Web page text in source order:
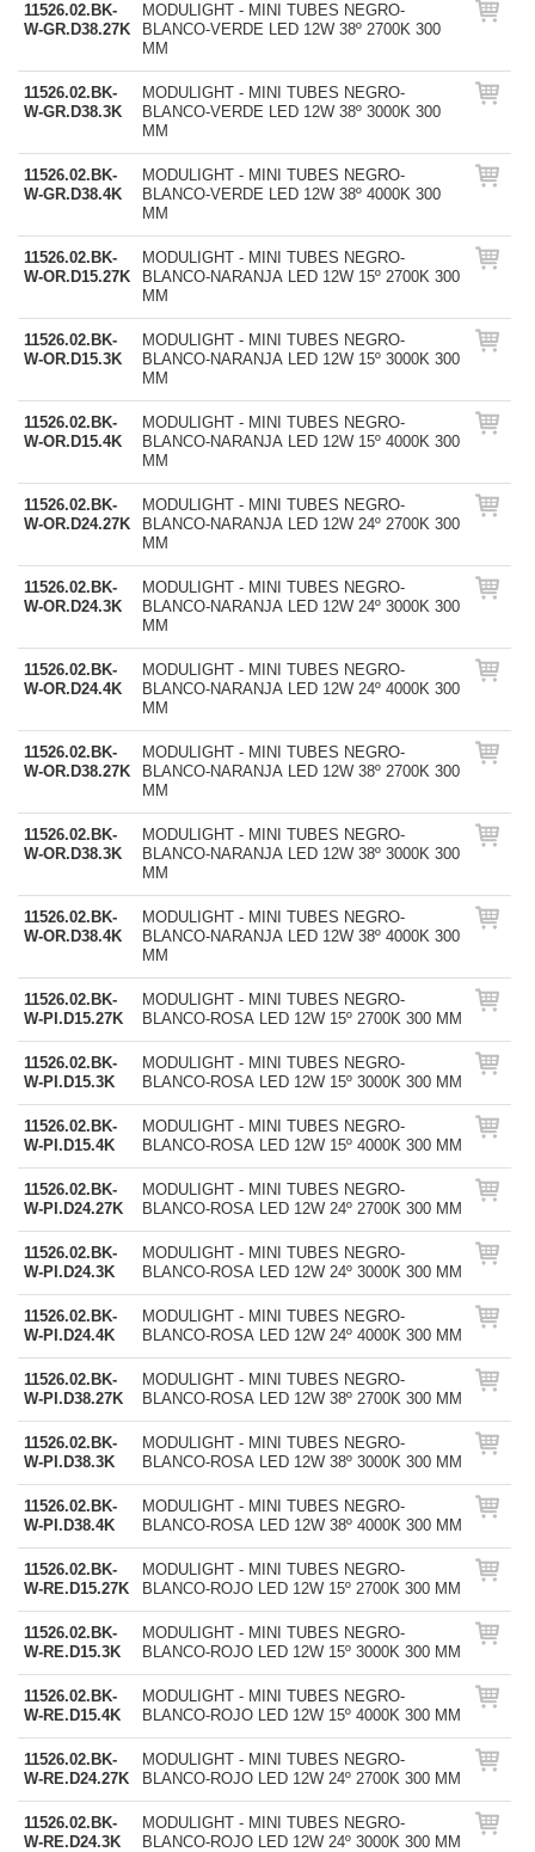
11526.02.BK-
W-GR.D38.27K
MODULIGHT - MINI TUBES NEGRO-
BLANCO-VERDE LED 12W 38º 2700K 300
MM
11526.02.BK-
W-GR.D38.3K
MODULIGHT - MINI TUBES NEGRO-
BLANCO-VERDE LED 12W 38º 3000K 300
MM
11526.02.BK-
W-GR.D38.4K
MODULIGHT - MINI TUBES NEGRO-
BLANCO-VERDE LED 12W 38º 4000K 300
MM
11526.02.BK-
W-OR.D15.27K
MODULIGHT - MINI TUBES NEGRO-
BLANCO-NARANJA LED 12W 15º 2700K 300
MM
11526.02.BK-
W-OR.D15.3K
MODULIGHT - MINI TUBES NEGRO-
BLANCO-NARANJA LED 12W 15º 3000K 300
MM
11526.02.BK-
W-OR.D15.4K
MODULIGHT - MINI TUBES NEGRO-
BLANCO-NARANJA LED 12W 15º 4000K 300
MM
11526.02.BK-
W-OR.D24.27K
MODULIGHT - MINI TUBES NEGRO-
BLANCO-NARANJA LED 12W 24º 2700K 300
MM
11526.02.BK-
W-OR.D24.3K
MODULIGHT - MINI TUBES NEGRO-
BLANCO-NARANJA LED 12W 24º 3000K 300
MM
11526.02.BK-
W-OR.D24.4K
MODULIGHT - MINI TUBES NEGRO-
BLANCO-NARANJA LED 12W 24º 4000K 300
MM
11526.02.BK-
W-OR.D38.27K
MODULIGHT - MINI TUBES NEGRO-
BLANCO-NARANJA LED 12W 38º 2700K 300
MM
11526.02.BK-
W-OR.D38.3K
MODULIGHT - MINI TUBES NEGRO-
BLANCO-NARANJA LED 12W 38º 3000K 300
MM
11526.02.BK-
W-OR.D38.4K
MODULIGHT - MINI TUBES NEGRO-
BLANCO-NARANJA LED 12W 38º 4000K 300
MM
11526.02.BK-
W-PI.D15.27K
MODULIGHT - MINI TUBES NEGRO-
BLANCO-ROSA LED 12W 15º 2700K 300 MM
11526.02.BK-
W-PI.D15.3K
MODULIGHT - MINI TUBES NEGRO-
BLANCO-ROSA LED 12W 15º 3000K 300 MM
11526.02.BK-
W-PI.D15.4K
MODULIGHT - MINI TUBES NEGRO-
BLANCO-ROSA LED 12W 15º 4000K 300 MM
11526.02.BK-
W-PI.D24.27K
MODULIGHT - MINI TUBES NEGRO-
BLANCO-ROSA LED 12W 24º 2700K 300 MM
11526.02.BK-
W-PI.D24.3K
MODULIGHT - MINI TUBES NEGRO-
BLANCO-ROSA LED 12W 24º 3000K 300 MM
11526.02.BK-
W-PI.D24.4K
MODULIGHT - MINI TUBES NEGRO-
BLANCO-ROSA LED 12W 24º 4000K 300 MM
11526.02.BK-
W-PI.D38.27K
MODULIGHT - MINI TUBES NEGRO-
BLANCO-ROSA LED 12W 38º 2700K 300 MM
11526.02.BK-
W-PI.D38.3K
MODULIGHT - MINI TUBES NEGRO-
BLANCO-ROSA LED 12W 38º 3000K 300 MM
11526.02.BK-
W-PI.D38.4K
MODULIGHT - MINI TUBES NEGRO-
BLANCO-ROSA LED 12W 38º 4000K 300 MM
11526.02.BK-
W-RE.D15.27K
MODULIGHT - MINI TUBES NEGRO-
BLANCO-ROJO LED 12W 15º 2700K 300 MM
11526.02.BK-
W-RE.D15.3K
MODULIGHT - MINI TUBES NEGRO-
BLANCO-ROJO LED 12W 15º 3000K 300 MM
11526.02.BK-
W-RE.D15.4K
MODULIGHT - MINI TUBES NEGRO-
BLANCO-ROJO LED 12W 15º 4000K 300 MM
11526.02.BK-
W-RE.D24.27K
MODULIGHT - MINI TUBES NEGRO-
BLANCO-ROJO LED 12W 24º 2700K 300 MM
11526.02.BK-
W-RE.D24.3K
MODULIGHT - MINI TUBES NEGRO-
BLANCO-ROJO LED 12W 24º 3000K 300 MM